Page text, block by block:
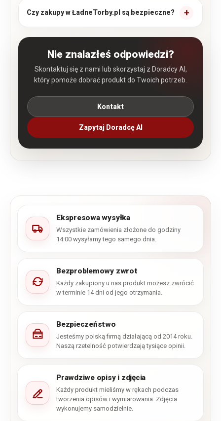
Czy zakupy w ŁadneTorby.pl są bezpieczne?
Nie znalazłeś odpowiedzi?
Skontaktuj się z nami lub skorzystaj z Doradcy AI,
który pomoże dobrać produkt do Twoich potrzeb.
Kontakt
Zapytaj Doradcę AI
Ekspresowa wysyłka
Wszystkie zamówienia złożone do godziny
14:00 wysyłamy tego samego dnia.
Bezproblemowy zwrot
Każdy zakupiony u nas produkt możesz zwrócić
w terminie 14 dni od jego otrzymania.
Bezpieczeństwo
Jesteśmy polską firmą działającą od 2014 roku.
Naszą rzetelność potwierdzają tysiące opinii.
Prawdziwe opisy i zdjęcia
Każdy produkt mieliśmy w rękach podczas
tworzenia opisów i wymiarowania. Zdjęcia
wykonujemy samodzielnie.